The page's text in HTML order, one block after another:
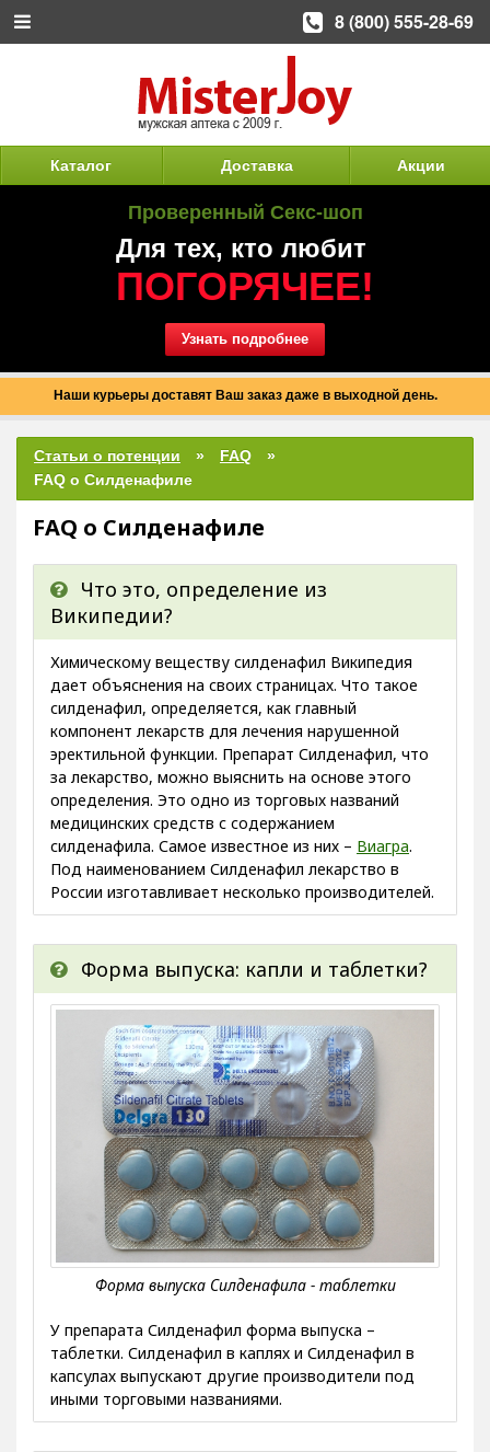
Каталог Доставка Акции
Проверенный Секс-шоп
Для тех, кто любит
ПОГОРЯЧЕЕ!
Узнать подробнее
Наши курьеры доставят Ваш заказ даже в выходной день.
Статьи о потенции
FAQ
FAQ о Силденафиле
FAQ о Силденафиле
Что это, определение из
Википедии?
Химическому веществу силденафил Википедия
дает объяснения на своих страницах. Что такое
силденафил, определяется, как главный
компонент лекарств для лечения нарушенной
эректильной функции. Препарат Силденафил, что
за лекарство, можно выяснить на основе этого
определения. Это одно из торговых названий
медицинских средств с содержанием
силденафила. Самое известное из них – Виагра.
Под наименованием Силденафил лекарство в
России изготавливает несколько производителей.
Форма выпуска: капли и таблетки?
У препарата Силденафил форма выпуска –
таблетки. Силденафил в каплях и Силденафил в
капсулах выпускают другие производители под
иными торговыми названиями.
8 (800) 555-28-69